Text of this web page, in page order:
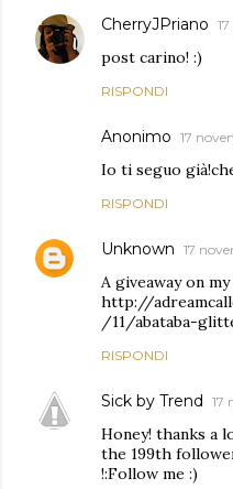
CherryJPriano
post carino! :)
RISPONDI
Anonimo 17
Io ti seguo
RISPONDI
Unknown 17
A giveaway on
http://
/11/abataba-
RISPONDI
Sick by Trend 17
Honey! thanks a
the 199th
!:Follow me :)